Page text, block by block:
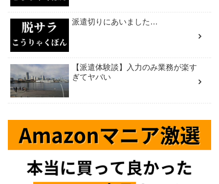
派遣切りにあいました…
【派遣体験談】入力のみ業務が楽す
ぎてヤバい